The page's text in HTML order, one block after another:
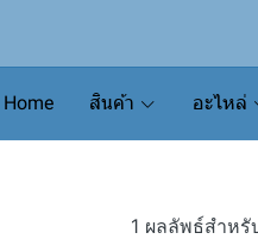
Home สินค้า อะไหล่
1 ผลลัพธ์สำหรั